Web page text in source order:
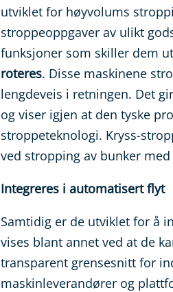
utviklet for høyvolums
stroppeoppgaver av ulikt
funksjoner som skiller dem
roteres. Disse maskinene
lengdeveis i retningen. Det
og viser igjen at den tyske
stroppeteknologi. Kryss-
ved stropping av bunker
Integreres i automatisert flyt
Samtidig er de utviklet for å
vises blant annet ved at de
transparent grensesnitt for
maskinleverandører og